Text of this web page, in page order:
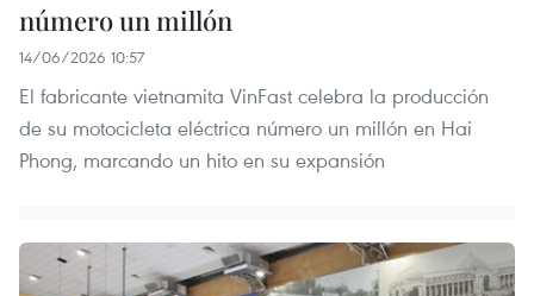
número un millón
14/06/2026 10:57
El fabricante vietnamita VinFast celebra la producción
de su motocicleta eléctrica número un millón en Hai
Phong, marcando un hito en su expansión